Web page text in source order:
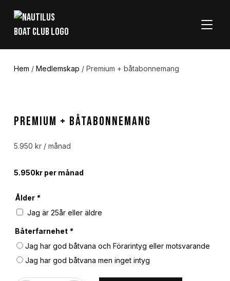
SLÅ
Hem / Medlemskap / Premium + båtabonnemang
Premium + båtabonnemang
5.950 kr / månad
5.950kr per månad
Ålder *
Jag är 25år eller äldre
Båterfarnehet *
Jag har god båtvana och Förarintyg eller motsvarande
Jag har god båtvana men inget intyg